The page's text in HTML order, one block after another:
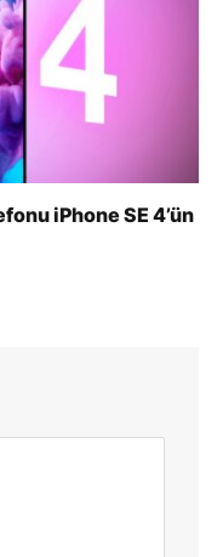
iPhone SE 4’ün